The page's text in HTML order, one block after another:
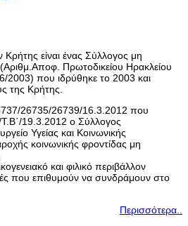
είναι ένας Σύλλογος μη
Πρωτοδικείου Ηρακλείου
που ιδρύθηκε το 2003 και
της Κρήτης.
26735/26739/16.3.2012 που
19.3.2012 ο Σύλλογος
Υγείας και Κοινωνικής
κοινωνικής φροντίδας μη
και φιλικό περιβάλλον
που επιθυμούν να συνδράμουν στο
Περισσότερα..